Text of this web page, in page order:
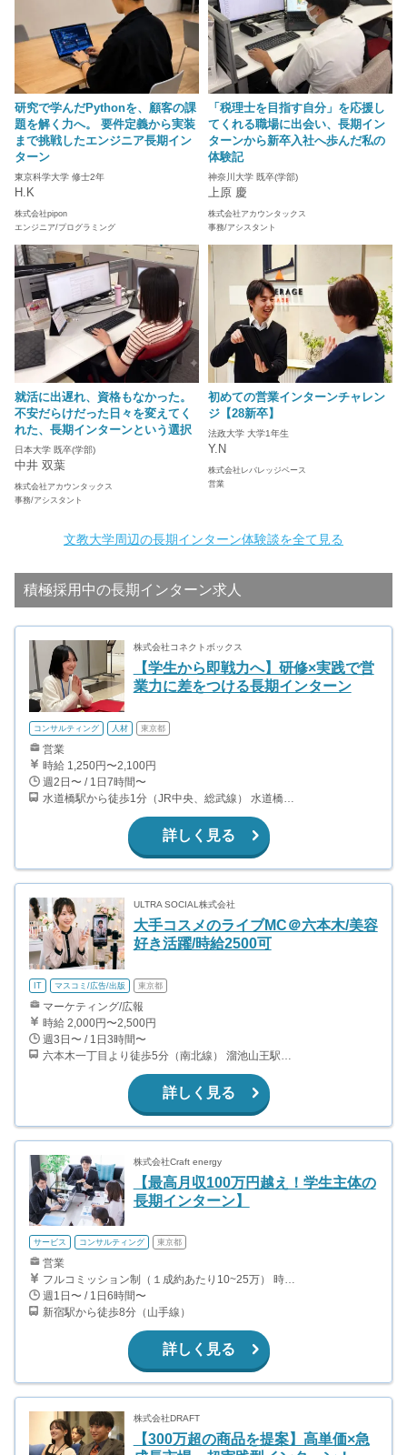
研究で学んだPythonを、顧客の課
題を解く力へ。 要件定義から実装
まで挑戦したエンジニア長期イン
ターン
東京科学大学 修士2年
H.K
株式会社pipon
エンジニア/プログラミング
「税理士を目指す自分」を応援し
てくれる職場に出会い、長期イン
ターンから新卒入社へ歩んだ私の
体験記
神奈川大学 既卒(学部)
上原 慶
株式会社アカウンタックス
事務/アシスタント
就活に出遅れ、資格もなかった。
不安だらけだった日々を変えてく
れた、長期インターンという選択
日本大学 既卒(学部)
中井 双葉
株式会社アカウンタックス
事務/アシスタント
初めての営業インターンチャレン
ジ【28新卒】
法政大学 大学1年生
Y.N
株式会社レバレッジベース
営業
文教大学周辺の長期インターン体験談を全て見る
積極採用中の長期インターン求人
株式会社コネクトボックス
【学生から即戦力へ】研修×実践で営
業力に差をつける長期インターン
コンサルティング 人材 東京都
営業
時給 1,250円〜2,100円
週2日〜 / 1日7時間〜
水道橋駅から徒歩1分（JR中央、総武線） 水道橋駅から徒歩6分（都営三田線）
詳しく見る
ULTRA SOCIAL株式会社
大手コスメのライブMC＠六本木/美容
好き活躍/時給2500可
IT マスコミ/広告/出版 東京都
マーケティング/広報
時給 2,000円〜2,500円
週3日〜 / 1日3時間〜
詳しく見る
株式会社Craft energy
【最高月収100万円越え！学生主体の
長期インターン】
サービス コンサルティング 東京都
営業
フルコミッション制（１成約あたり10~25万） 時給換算で（2000円〜2500円）程度が目安となります。 月100万を稼ぐ学生多数在籍しています。 ■収入例 〇入社1か月目（早稲田大学2年生） 役職：アポインター 月間1契約×10万円＝10万円 ＋交通費 〇入社3か月目（明治大学2年生） 役職：アポインター 月間2契約×13万円＝26万円 ＋交通費 〇入社6か月目（慶應義塾大学3年生） 役職：アポインター 月間5契約×15万円＝75万円 ＋交通費 〇入社15か月目（東京大学3年生） 役職：クローザー 月間3契約×25万=75万円 ＋交通費 交通費支給あり
週1日〜 / 1日6時間〜
新宿駅から徒歩8分（山手線）
詳しく見る
株式会社DRAFT
【300万超の商品を提案】高単価×急